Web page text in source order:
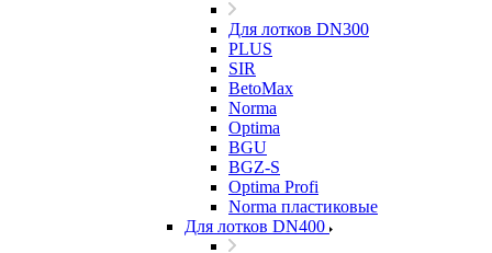
Для лотков DN300
PLUS
SIR
BetoMax
Norma
Optima
BGU
BGZ-S
Optima Profi
Norma пластиковые
Для лотков DN400